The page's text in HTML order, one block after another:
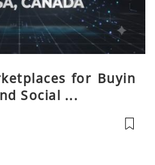
for Buyin
Social ...